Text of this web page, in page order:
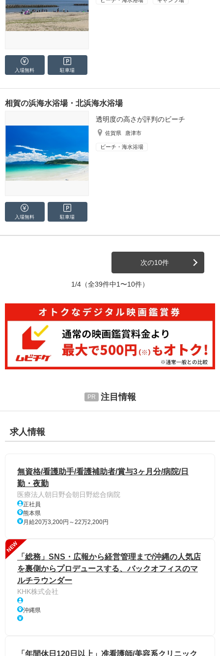
入場無料 駐車場
相賀の浜海水浴場・北浜海水浴場
透明度の高さが評判のビーチ
佐賀県 唐津市
ビーチ・海水浴場
入場無料 駐車場
次の10件
1/4 （全39件中1〜10件）
注目情報
求人情報
無資格/看護助手/看護補助者/賞与3ヶ月分/病院/日
勤・夜勤
医療法人朝日野会朝日野総合病院
正社員
熊本県
月給20万3,200円～22万2,200円
NEW
「総務」SNS・広報から経営管理まで/沖縄の人気店
を裏側からプロデュースする、バックオフィスのマ
ルチラウンダー
KHK株式会社
沖縄県
「年間休日120日以上」准看護師/美容系クリニック